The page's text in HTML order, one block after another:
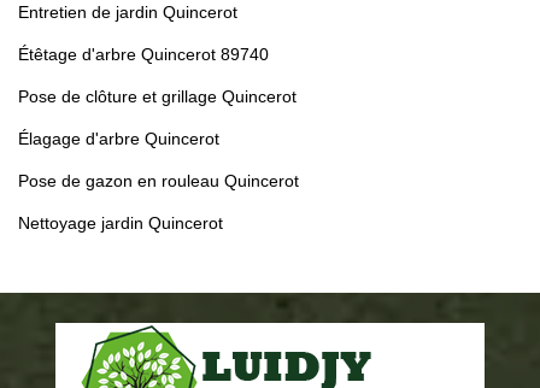
Entretien de jardin Quincerot
Étêtage d'arbre Quincerot 89740
Pose de clôture et grillage Quincerot
Élagage d'arbre Quincerot
Pose de gazon en rouleau Quincerot
Nettoyage jardin Quincerot